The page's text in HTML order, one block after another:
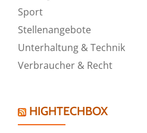
Sport
Stellenangebote
Unterhaltung & Technik
Verbraucher & Recht
HIGHTECHBOX